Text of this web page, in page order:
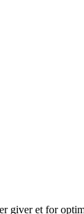
giver et for